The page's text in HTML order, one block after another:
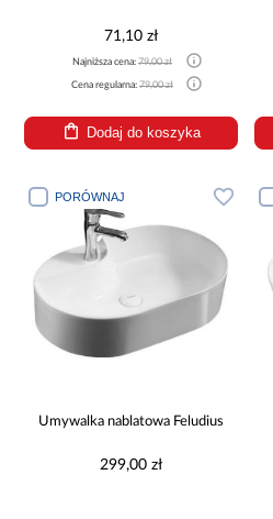
71,10 zł
Najniższa cena: 79,00 zł
Cena regularna: 79,00 zł
Dodaj do koszyka
PORÓWNAJ
Umywalka nablatowa Feludius
299,00 zł